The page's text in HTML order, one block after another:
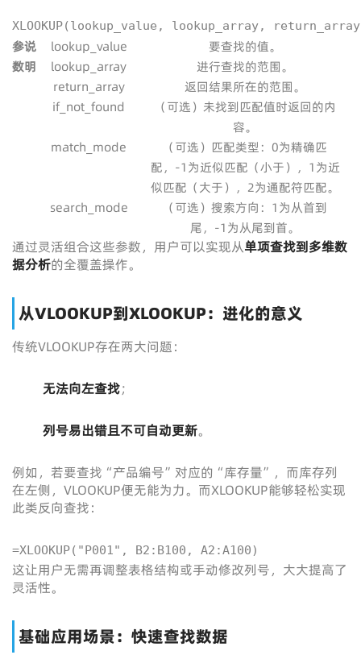
XLOOKUP(lookup_value, lookup_array,
参
数
说
明
lookup_value
要查找的值。
lookup_array
进行查找的范围。
return_array
返回结果所在的范围。
if_not_found
（可选）未找到匹配值时返回的内
容。
match_mode
（可选）匹配类型：0为精确匹
配，-1为近似匹配（小于），1为近
似匹配（大于），2为通配符匹配。
search_mode
（可选）搜索方向：1为从首到
尾，-1为从尾到首。
通过灵活组合这些参数，用户可以实现从单项查找到多维数
据分析的全覆盖操作。
从VLOOKUP到XLOOKUP：进化的意义
传统VLOOKUP存在两大问题：
无法向左查找；
列号易出错且不可自动更新。
例如，若要查找“产品编号”对应的“库存量”，而库存列
在左侧，VLOOKUP便无能为力。而XLOOKUP能够轻松实现
此类反向查找：
=XLOOKUP("P001", B2:B100, A2:A100)
这让用户无需再调整表格结构或手动修改列号，大大提高了
灵活性。
基础应用场景：快速查找数据